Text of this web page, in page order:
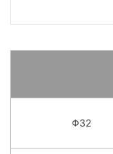
Φ32